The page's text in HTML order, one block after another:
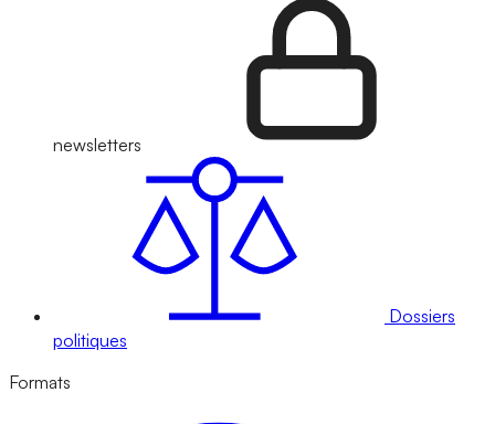
newsletters
Dossiers
politiques
Formats